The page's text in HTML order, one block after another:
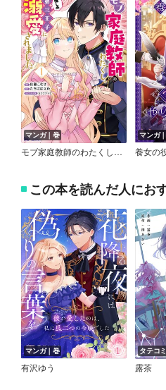
マンガ｜巻
モブ家庭教師のわたくし、推しの第三王子に溺愛されました（コミック）
マンガ
この本を読んだ人にお
マンガ｜巻
有沢ゆう
タテコ
露茶